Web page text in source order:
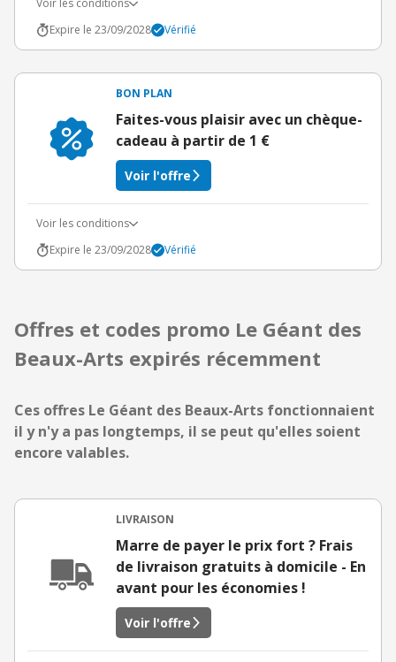
Voir les conditions
Expire le 23/09/2028
Vérifié
BON PLAN
Faites-vous plaisir avec un chèque-
cadeau à partir de 1 €
Voir l'offre
Voir les conditions
Expire le 23/09/2028
Vérifié
Offres et codes promo Le Géant des
Beaux-Arts expirés récemment
Ces offres Le Géant des Beaux-Arts fonctionnaient
il y n'y a pas longtemps, il se peut qu'elles soient
encore valables.
LIVRAISON
Marre de payer le prix fort ? Frais
de livraison gratuits à domicile - En
avant pour les économies !
Voir l'offre